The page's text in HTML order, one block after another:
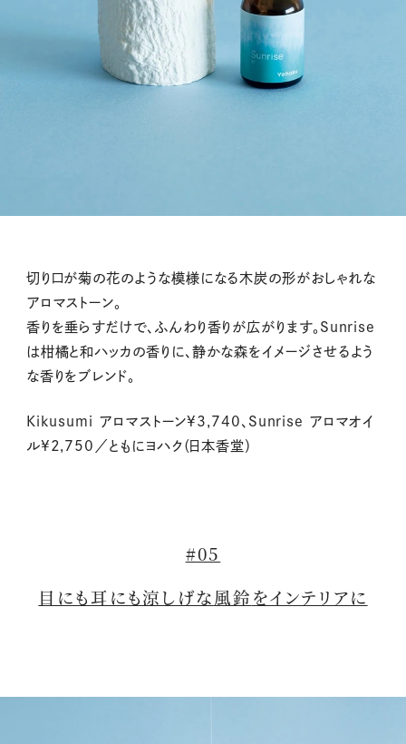
切り口が菊の花のような模様になる木炭の形がおしゃれな
アロマストーン。
香りを垂らすだけで、ふんわり香りが広がります。Sunrise
は柑橘と和ハッカの香りに、静かな森をイメージさせるよう
な香りをブレンド。
Kikusumi アロマストーン¥3,740、Sunrise アロマオイ
ル¥2,750／ともにヨハク（日本香堂）
#05
目にも耳にも涼しげな風鈴をインテリアに